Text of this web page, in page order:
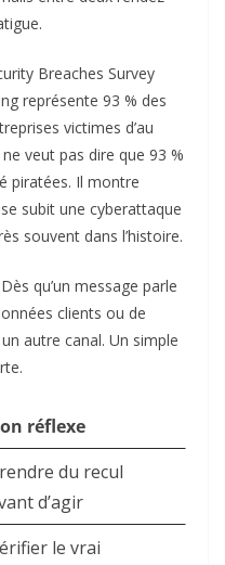
Breaches Survey
représente 93 % des
victimes d’au
veut pas dire que 93 %
piratées. Il montre
subit une cyberattaque
souvent dans l’histoire.
qu’un message parle
clients ou de
autre canal. Un simple
réflexe
du recul
d’agir
le vrai